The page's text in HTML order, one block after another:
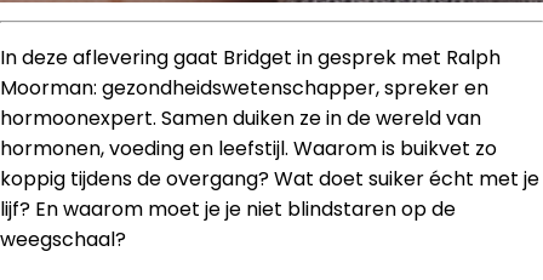
In deze aflevering gaat Bridget in gesprek met Ralph
Moorman: gezondheidswetenschapper, spreker en
hormoonexpert. Samen duiken ze in de wereld van
hormonen, voeding en leefstijl. Waarom is buikvet zo
koppig tijdens de overgang? Wat doet suiker écht met je
lijf? En waarom moet je je niet blindstaren op de
weegschaal?